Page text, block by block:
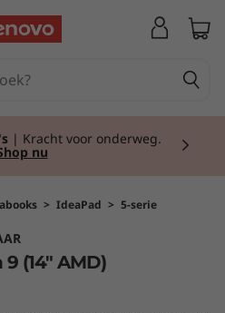
| Kracht voor onderweg.
nu
> IdeaPad > 5-serie
(14" AMD)